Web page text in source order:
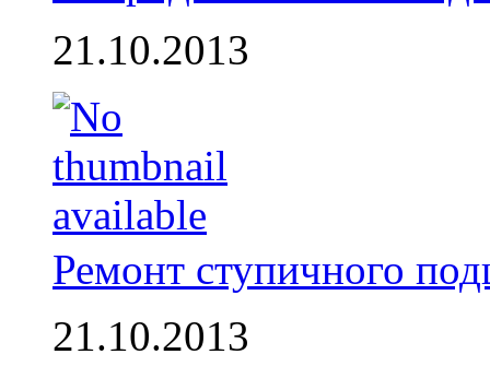
21.10.2013
Ремонт ступичного
21.10.2013